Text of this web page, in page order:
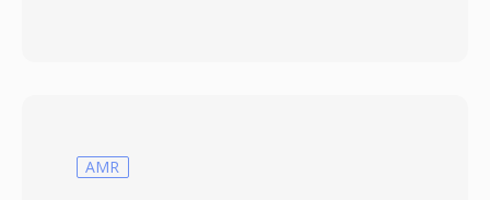
alternative gratuite au codec commercial DivX,
AMR